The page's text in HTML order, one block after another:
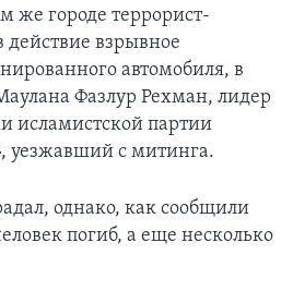
же городе террорист-
действие взрывное
автомобиля, в
Фазлур Рехман, лидер
исламистской партии
уезжавший с митинга.
однако, как сообщили
погиб, а еще несколько